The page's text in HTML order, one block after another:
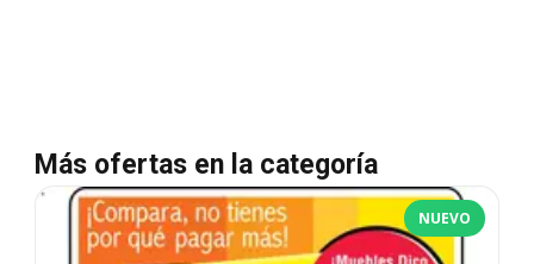
Más ofertas en la categoría
NUEVO